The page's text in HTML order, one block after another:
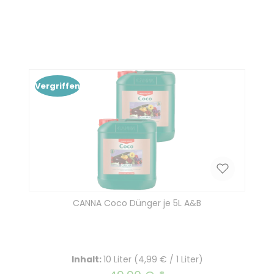
Vergriffen
CANNA Coco Dünger je 5L A&B
Inhalt:10 Liter (4,99 € / 1 Liter)